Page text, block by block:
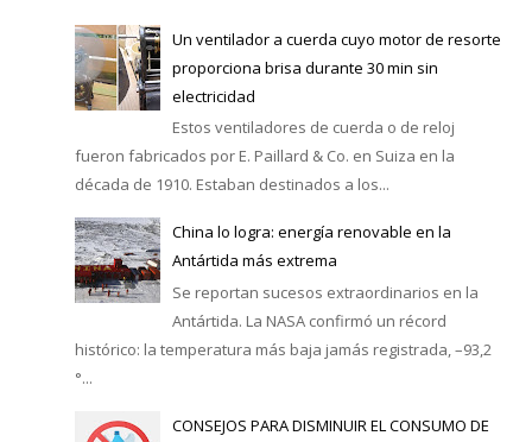
Un ventilador a cuerda cuyo motor de resorte
proporciona brisa durante 30 min sin
electricidad
Estos ventiladores de cuerda o de reloj
fueron fabricados por E. Paillard & Co. en Suiza en la
década de 1910. Estaban destinados a los...
China lo logra: energía renovable en la
Antártida más extrema
Se reportan sucesos extraordinarios en la
Antártida. La NASA confirmó un récord
histórico: la temperatura más baja jamás registrada, –93,2
°...
CONSEJOS PARA DISMINUIR EL CONSUMO DE